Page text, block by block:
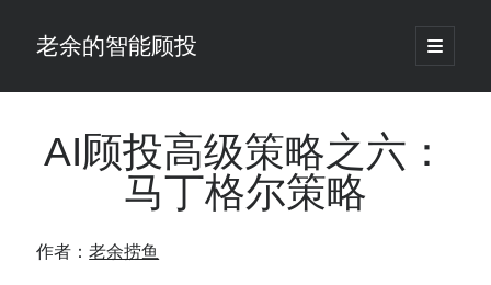
老余的智能顾投
open
primary
Sidebar
大多数突破交易倒在“收缩阶段”，而这个EA等的是“扩张确认”（附完整源
AI顾投高级策略之六：
马丁格尔策略
作者：老余捞鱼